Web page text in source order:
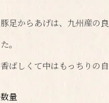
豚足からあげは、九州産の
た。
香ばしくて中はもっちりの自
数量